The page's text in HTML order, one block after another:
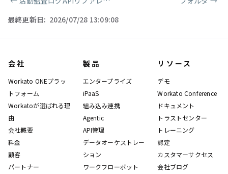
ページャー
最終更新日: 2026/07/28 13:09:08
会社
Workato ONEプラッ
トフォーム
Workatoが選ばれる理
由
会社概要
料金
顧客
パートナー
製品
エンタープライズ
iPaaS
組み込み連携
Agentic
API管理
データオーケストレー
ション
ワークフローボット
リソース
デモ
Workato Conference
ドキュメント
トラストセンター
トレーニング
認定
カスタマーサクセス
会社ブログ